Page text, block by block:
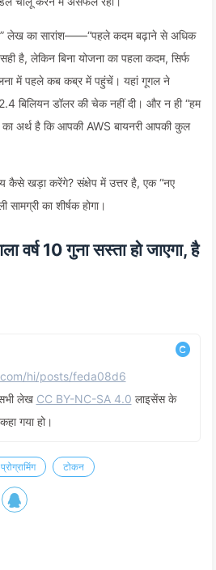
लेख का सारांश——“पहले कदम बढ़ाने से अधिक
है, लेकिन बिना योजना का पहला कदम, सिर्फ
में पहले कब कब्र में पहुंचें। यहां गूगल ने
बिलियन डॉलर की चेक नहीं दी। और न ही “हम
का अर्थ है कि आपकी AWS बायनरी आपकी कुल
कैसे खड़ा करेंगे? संक्षेप में उत्तर है, एक “नए
का शीर्षक होगा।
10 गुना सस्ता हो जाएगा, है
hi/posts/feda08d6
लेख CC BY-NC-SA 4.0 लाइसेंस के
गया हो।
प्रोग्रामिंग टोकन